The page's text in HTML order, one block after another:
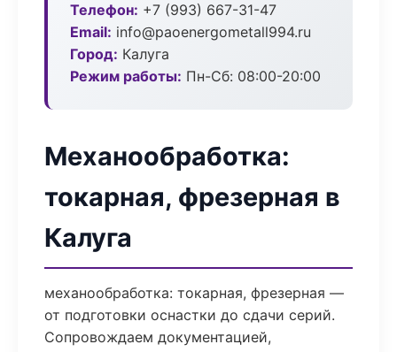
Телефон: +7 (993) 667-31-47
Email: info@paoenergometall994.ru
Город: Калуга
Режим работы: Пн-Сб: 08:00-20:00
Механообработка:
токарная, фрезерная в
Калуга
механообработка: токарная, фрезерная —
от подготовки оснастки до сдачи серий.
Сопровождаем документацией,